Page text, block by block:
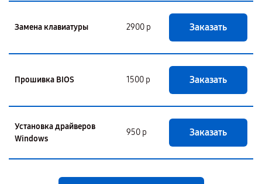
Замена клавиатуры 2900 р Заказать
Прошивка BIOS 1500 р Заказать
Установка драйверов
Windows
950 р Заказать